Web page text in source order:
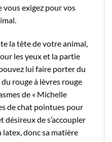
vous exigez pour vos
la tête de votre animal,
les yeux et la partie
lui faire porter du
rouge à lèvres rouge
de « Michelle
de chat pointues pour
de s’accoupler
latex, donc sa matière